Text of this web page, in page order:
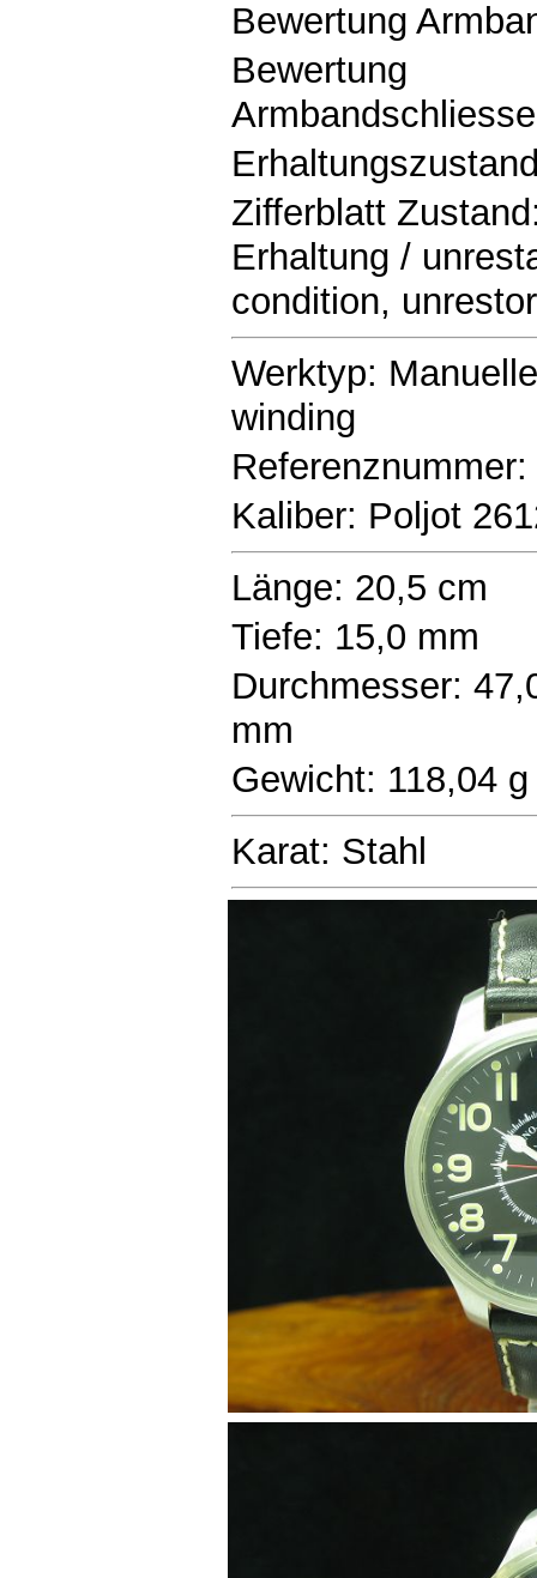
Bewertung
Bewertung
Armbandschliesse
Zifferblatt
Erhaltung /
condition,
Werktyp:
winding
Kaliber: Poljot
Länge: 20,5 cm
Tiefe: 15,0 mm
Durchmesser:
mm
Gewicht: 118,04 g
Karat: Stahl